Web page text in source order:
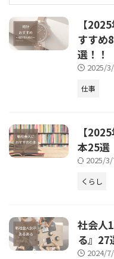
【
すすめ
選！！
2025/
仕事
【
本25選
2025/
くらし
社会人
る』27
2024/